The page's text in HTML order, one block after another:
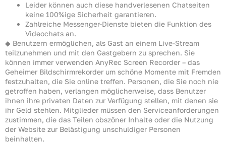
Leider können auch diese handverlesenen Chatseiten
keine 100%ige Sicherheit garantieren.
Zahlreiche Messenger-Dienste bieten die Funktion des
Videochats an.
◆ Benutzern ermöglichen, als Gast an einem Live-Stream
teilzunehmen und mit den Gastgebern zu sprechen. Sie
können immer verwenden AnyRec Screen Recorder – das
Geheimer Bildschirmrekorder um schöne Momente mit Fremden
festzuhalten, die Sie online treffen. Personen, die Sie noch nie
getroffen haben, verlangen möglicherweise, dass Benutzer
ihnen ihre privaten Daten zur Verfügung stellen, mit denen sie
ihr Geld stehlen. Mitglieder müssen den Serviceanforderungen
zustimmen, die das Teilen obszöner Inhalte oder die Nutzung
der Website zur Belästigung unschuldiger Personen
beinhalten.